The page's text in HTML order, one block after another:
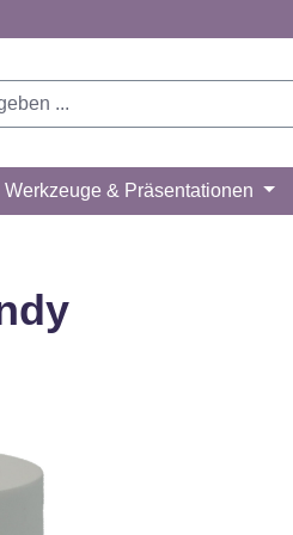
Werkzeuge & Präsentationen